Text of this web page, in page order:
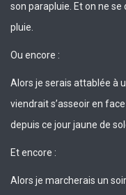
son parapluie. Et on ne
pluie.
Ou encore :
Alors je serais attablée à
viendrait s’asseoir en
depuis ce jour jaune de
Et encore :
Alors je marcherais un